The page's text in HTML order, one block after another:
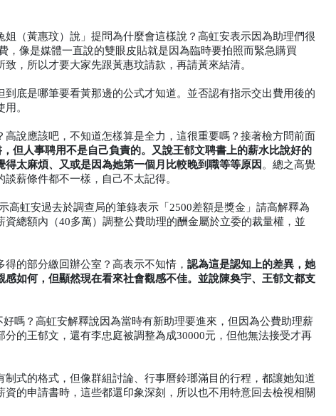
（黃惠玟）說」提問為什麼會這樣說？高虹安表示因為助理們很
，像是媒體一直說的雙眼皮貼就是因為臨時要拍照而緊急購買
，所以才要大家先跟黃惠玟請款，再請黃來結清。
底是哪筆要看黃那邊的公式才知道。並否認有指示交出費用後的
。
說應該吧，不知道怎樣算是全力，這很重要嗎？接著檢方問前面
但人事聘用不是自己負責的。又說王郁文聘書上的薪水比說好的
太麻煩、又或是因為她第一個月比較晚到職等等原因 。總之高覺
薪條件都不一樣，自己不太記得。
高虹安過去於調查局的筆錄表示「2500差額是獎金」請高解釋為
總額內（40多萬）調整公費助理的酬金屬於立委的裁量權，並
的部分繳回辦公室？高表示不知情， 認為這是認知上的差異，她
如何，但顯然現在看來社會觀感不佳。並說陳奐宇、王郁文都支
嗎？高虹安解釋說因為當時有新助理要進來，但因為公費助理薪
的王郁文，還有李忠庭被調整為成30000元，但他無法接受才再
式的格式，但像群組討論、行事曆鈴瑯滿目的行程，都讓她知道
的申請書時，這些都還印象深刻，所以也不用特意回去檢視相關